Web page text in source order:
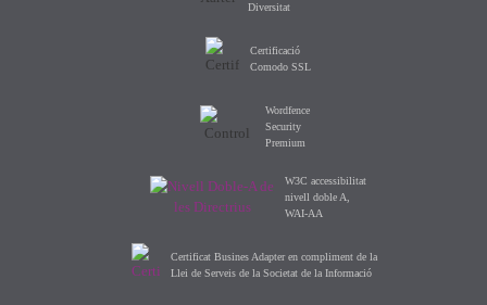
Diversitat
Certificació
Comodo SSL
Wordfence
Security
Premium
W3C accessibilitat
nivell doble A,
WAI-AA
Certificat Busines Adapter en compliment de la
Llei de Serveis de la Societat de la Informació